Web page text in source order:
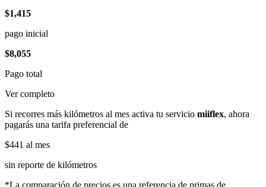
$1,415
pago inicial
$8,055
Pago total
Ver completo
Si recorres más kilómetros al mes activa tu servicio miiflex, ahora
pagarás una tarifa preferencial de
$441 al mes
sin reporte de kilómetros
*La comparación de precios es una referencia de primas de